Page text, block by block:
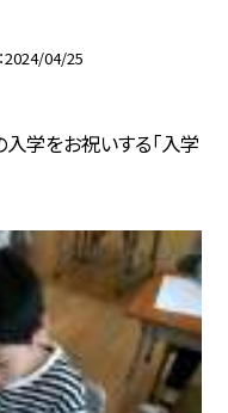
2024/04/25
入学をお祝いする「入学